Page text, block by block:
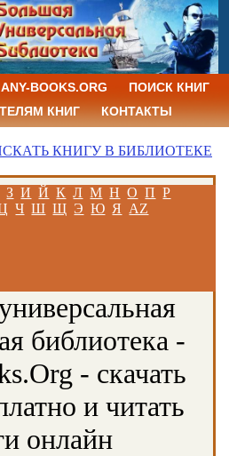
BOOKS.ORG
ПОИСК КНИГ
КНИГ
КОНТАКТЫ
КНИГУ В БИБЛИОТЕКЕ
З И Й К Л М Н О П Р
Ч Ш Щ Э Ю Я AZ
библиотека -
- скачать
и читать
онлайн